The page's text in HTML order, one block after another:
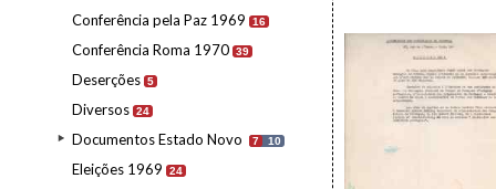
Conferência pela Paz 1969 16
Conferência Roma 1970 39
Deserções 5
Diversos 24
Documentos Estado Novo 7 10
Eleições 1969 24